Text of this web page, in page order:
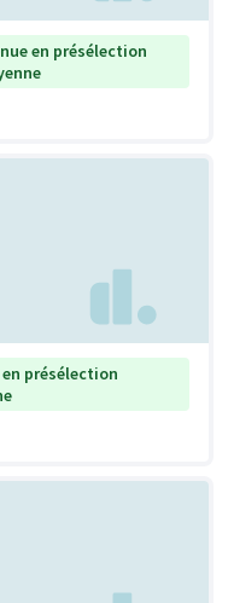
en présélection
en présélection